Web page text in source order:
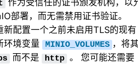
部署，而无需禁用证书验证。
新配置一个之前未启用TLS的现有
环境变量
MINIO_VOLUMES ，将
而不是 http 。 您可能还需要